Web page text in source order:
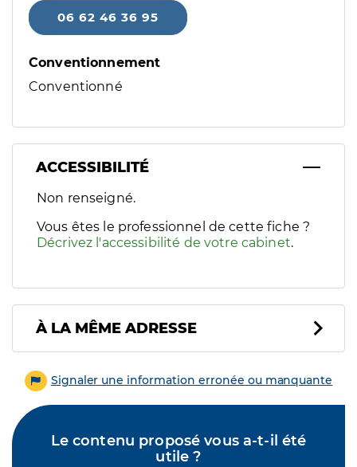
06 62 46 36 95
Conventionnement
Conventionné
ACCESSIBILITÉ
Filtres
Sélectionnez un ou plusieurs handicaps/besoins
Non renseigné.
Vous êtes le professionnel de cette fiche ?
Décrivez l'accessibilité de votre cabinet.
À LA MÊME ADRESSE
Signaler une information erronée ou manquante
Le contenu proposé vous a-t-il été
utile ?